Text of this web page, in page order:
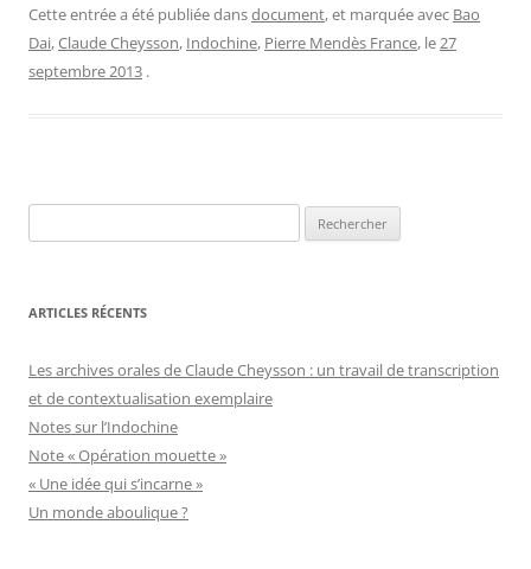
Cette entrée a été publiée dansdocument, et marquée avec Bao
Dai,Claude Cheysson, Indochine, Pierre Mendès France, le27
septembre 2013 .
ARTICLES RÉCENTS
Les archives orales de Claude Cheysson : un travail de transcription
et de contextualisation exemplaire
Notes sur l’Indochine
Note « Opération mouette »
« Une idée qui s’incarne »
Un monde aboulique ?